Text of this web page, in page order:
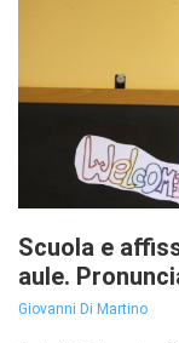
Scuola e
aule.
Giovanni Di Martino